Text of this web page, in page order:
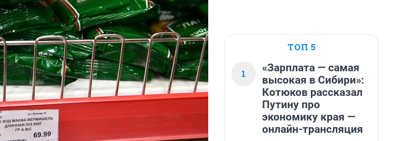
ТОП 5
1
«Зарплата — самая
высокая в Сибири»:
Котюков рассказал
Путину про
экономику края —
онлайн-трансляция